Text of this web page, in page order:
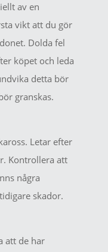
av en
vikt att du gör
Dolda fel
köpet och leda
detta bör
granskas.
Letar efter
Kontrollera att
några
skador.
att de har